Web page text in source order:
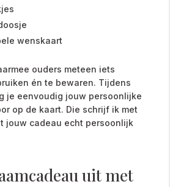
wenskaart
ouders meteen iets
én te bewaren. Tijdens
je eenvoudig jouw persoonlijke
op de kaart. Die schrijf ik met
jouw cadeau echt persoonlijk
uit met